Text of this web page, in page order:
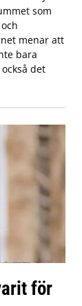
som
menar att
bara
det
för